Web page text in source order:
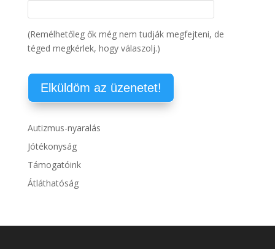
(Remélhetőleg ők még nem tudják megfejteni, de
téged megkérlek, hogy válaszolj.)
Autizmus-nyaralás
Jótékonyság
Támogatóink
Átláthatóság